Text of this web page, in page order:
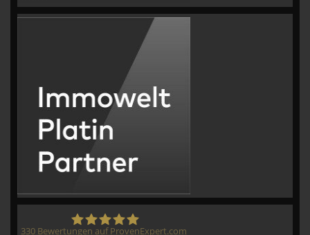
330 Bewertungen auf ProvenExpert.com